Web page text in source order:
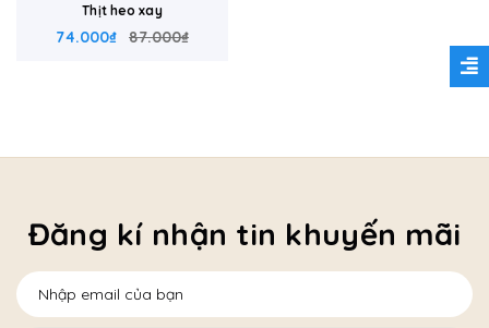
Thịt heo xay
74.000₫ 87.000₫
Đăng kí nhận tin khuyến mãi